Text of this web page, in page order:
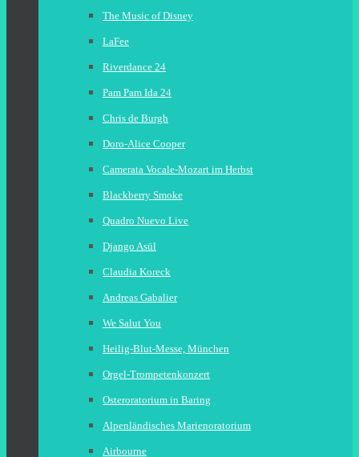
The Music of Disney
LaFee
Riverdance 24
Pam Pam Ida 24
Chris de Burgh
Doro-Alice Cooper
Camerata Vocale-Mozart im Herbst
Blackberry Smoke
Quadro Nuevo Live
Django Asül
Claudia Koreck
Andreas Gabalier
We Salut You
Heilig-Blut-Messe, München
Orgel-Trompetenkonzert
Osteroratorium in Baring
Alpenländisches Marienoratorium
Airbourne